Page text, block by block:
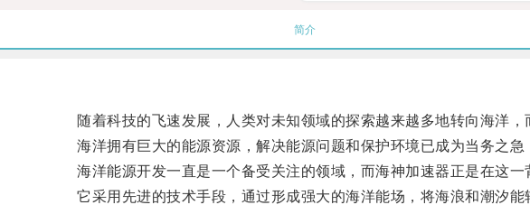
简介
随着科技的飞速发展，人类对未知领域的探索越来越多地转向海洋，
海洋拥有巨大的能源资源，解决能源问题和保护环境已成为当务之急
海洋能源开发一直是一个备受关注的领域，而海神加速器正是在这一
它采用先进的技术手段，通过形成强大的海洋能场，将海浪和潮汐能